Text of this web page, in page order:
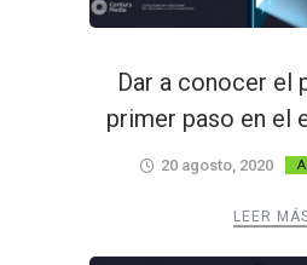
Dar a conocer el
primer paso en el
20 agosto, 2020
LEER